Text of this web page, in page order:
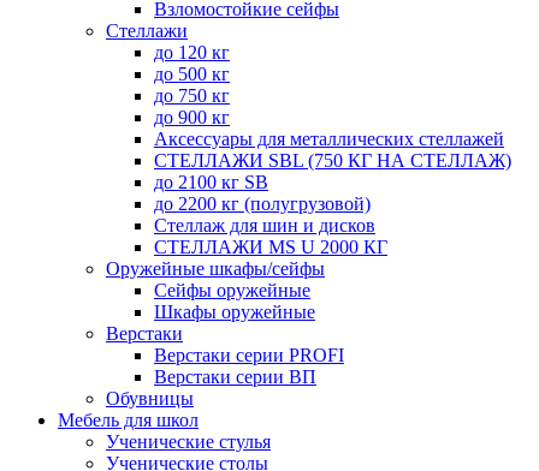
Взломостойкие сейфы
Стеллажи
до 120 кг
до 500 кг
до 750 кг
до 900 кг
Аксессуары для металлических стеллажей
СТЕЛЛАЖИ SBL (750 КГ НА СТЕЛЛАЖ)
до 2100 кг SB
до 2200 кг (полугрузовой)
Стеллаж для шин и дисков
СТЕЛЛАЖИ MS U 2000 КГ
Оружейные шкафы/сейфы
Сейфы оружейные
Шкафы оружейные
Верстаки
Верстаки серии PROFI
Верстаки серии ВП
Обувницы
Мебель для школ
Ученические стулья
Ученические столы